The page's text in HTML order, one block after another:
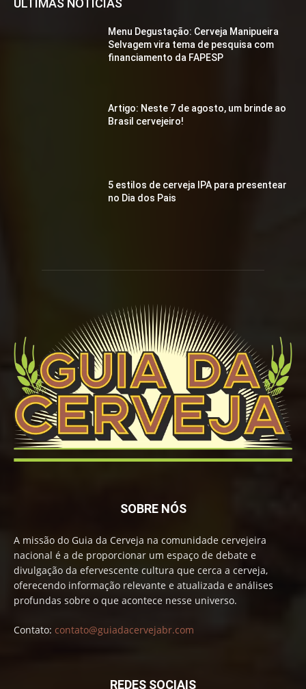
ÚLTIMAS NOTÍCIAS
Menu Degustação: Cerveja Manipueira
Selvagem vira tema de pesquisa com
financiamento da FAPESP
Artigo: Neste 7 de agosto, um brinde ao
Brasil cervejeiro!
5 estilos de cerveja IPA para presentear
no Dia dos Pais
SOBRE NÓS
A missão do Guia da Cerveja na comunidade cervejeira
nacional é a de proporcionar um espaço de debate e
divulgação da efervescente cultura que cerca a cerveja,
oferecendo informação relevante e atualizada e análises
profundas sobre o que acontece nesse universo.
Contato: contato@guiadacervejabr.com
REDES SOCIAIS